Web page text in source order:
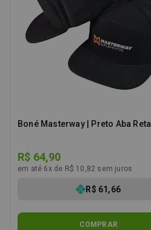
Boné Masterway | Preto Aba Reta
R$ 64,90
R$ 61,66
em até 6x de R$ 10,82 sem juros
COMPRAR